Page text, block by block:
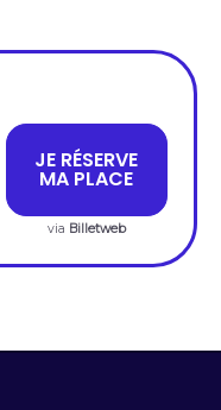
JE RÉSERVE
MA PLACE
via Billetweb